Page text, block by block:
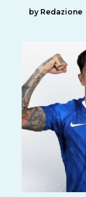
by Redazione